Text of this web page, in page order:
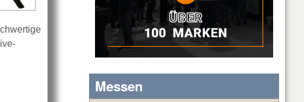
Halo und Sidekick
Messen